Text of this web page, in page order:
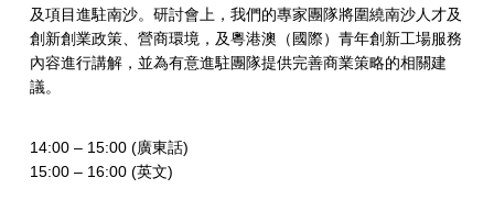
及項目進駐南沙。研討會上，我們的專家團隊將圍繞南沙人才及
創新創業政策、營商環境，及粵港澳（國際）青年創新工場服務
內容進行講解，並為有意進駐團隊提供完善商業策略的相關建
議。
14:00 – 15:00 (廣東話)
15:00 – 16:00 (英文)